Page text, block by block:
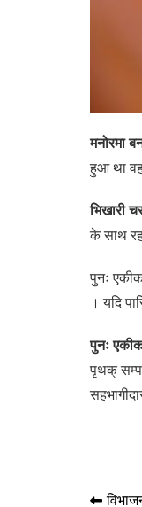
मनोरमा
हुआ था
भिखारी
के साथ
पुनः
। यदि
पुनः
पृथक्